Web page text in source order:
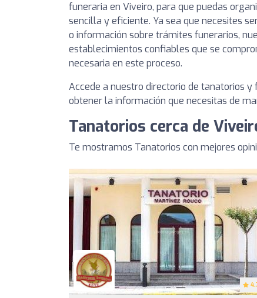
funeraria en Viveiro, para que puedas
sencilla y eficiente. Ya sea que necesites
o información sobre trámites funerarios,
establecimientos confiables que se
necesaria en este proceso.
Accede a nuestro directorio de tanatorios y
obtener la información que necesitas de
Tanatorios cerca de
Te mostramos Tanatorios con mejores